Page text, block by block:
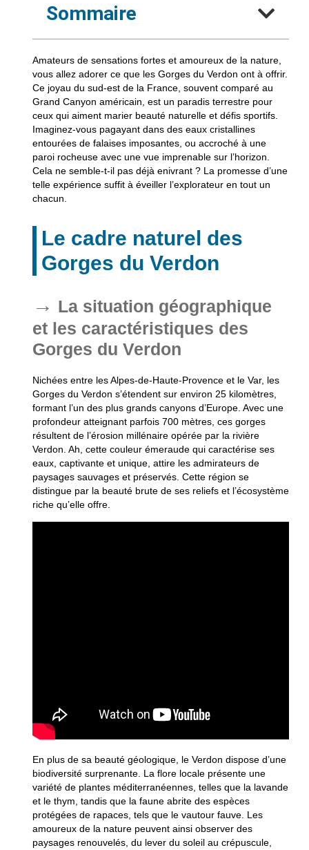
Sommaire
Amateurs de sensations fortes et amoureuxde la nature,
vous allez adorer ce que les Gorges du Verdon ont à offrir.
Ce joyau du sud-est de la France, souvent comparé au
Grand Canyon américain, est un paradis terrestre pour
ceux qui aiment marier beauté naturelle et défis sportifs.
Imaginez-vous pagayant dans des eaux cristallines
entourées de falaises imposantes, ou accroché à une
paroi rocheuse avec une vue imprenable sur l’horizon.
Cela ne semble-t-il pas déjà enivrant ? La promesse d’une
telle expérience suffit à éveiller l’explorateur en tout un
chacun.
Le cadre naturel des
Gorges du Verdon
La situation géographique
et les caractéristiques des
Gorges du Verdon
Nichées entre les Alpes-de-Haute-Provence et le Var, les
Gorges du Verdon s’étendent sur environ 25 kilomètres,
formant l’un des plus grands canyons d’Europe. Avec une
profondeur atteignant parfois 700 mètres, ces gorges
résultent de l’érosion millénaire opérée par la rivière
Verdon. Ah, cette couleur émeraude qui caractérise ses
eaux, captivante et unique, attire les admirateurs de
paysages sauvages et préservés. Cette région se
distingue par la beauté brute de ses reliefs et l’écosystème
riche qu’elle offre.
En plus de sa beauté géologique, le Verdon dispose d’une
biodiversité surprenante. La flore locale présente une
variété de plantes méditerranéennes, telles que la lavande
et le thym, tandis que la faune abrite des espèces
protégées de rapaces, tels que le vautour fauve. Les
amoureux de la nature peuvent ainsi observer des
paysages renouvelés, du lever du soleil au crépuscule,